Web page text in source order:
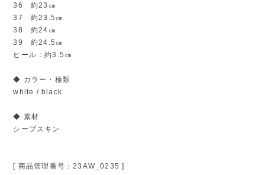
36 約23㎝
37 約23.5㎝
38 約24㎝
39 約24.5㎝
ヒール：約3.5㎝
◆ カラー・種類
white / black
◆ 素材
シープスキン
[ 商品管理番号：23AW_0235 ]